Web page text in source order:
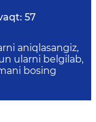
57
aniqlasangiz,
ularni belgilab,
bosing